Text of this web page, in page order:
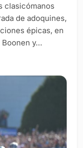
clasicómanos
de adoquines,
épicas, en
Boonen y…